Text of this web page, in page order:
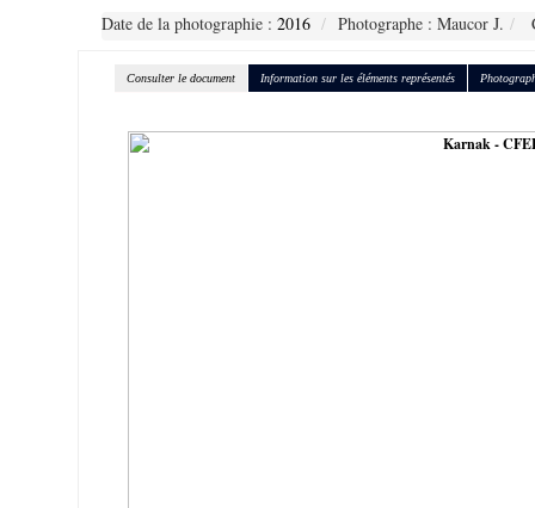
Date de la photographie : 2016 Photographe : Maucor J.
Consulter le document Information sur les éléments représentés